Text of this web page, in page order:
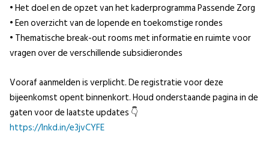
• Het doel en de opzet van het kaderprogramma Passende Zorg
• Een overzicht van de lopende en toekomstige rondes
• Thematische break-out rooms met informatie en ruimte voor
vragen over de verschillende subsidierondes
Vooraf aanmelden is verplicht. De registratie voor deze
bijeenkomst opent binnenkort. Houd onderstaande pagina in de
gaten voor de laatste updates 👇
https://lnkd.in/e3jvCYFE